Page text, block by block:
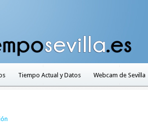
Tiempo Actual y Datos Webcam de Sevilla